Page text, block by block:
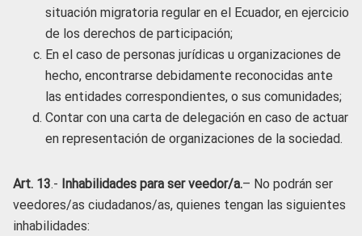
situación migratoria regular en el Ecuador, en ejercicio
de los derechos de participación;
En el caso de personas jurídicas u organizaciones de
hecho, encontrarse debidamente reconocidas ante
las entidades correspondientes, o sus comunidades;
Contar con una carta de delegación en caso de actuar
en representación de organizaciones de la sociedad.
Art. 13.- Inhabilidades para ser veedor/a.– No podrán ser
veedores/as ciudadanos/as, quienes tengan las siguientes
inhabilidades: